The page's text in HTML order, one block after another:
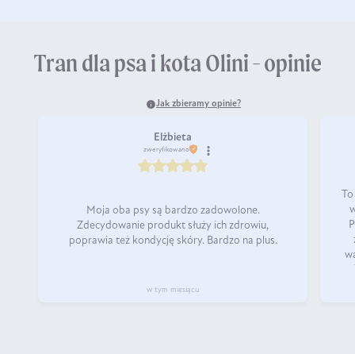
Tran dla psa i kota Olini - opinie
Jak zbieramy opinie?
Elżbieta
zweryfikowano
Moja oba psy są bardzo zadowolone.
Zdecydowanie produkt służy ich zdrowiu,
poprawia też kondycję skóry. Bardzo na plus.
w tym miesiącu